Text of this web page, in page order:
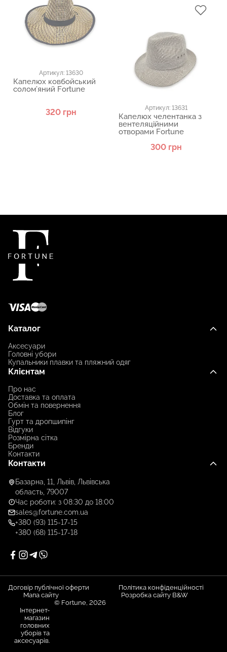
Артикул: 13630
Капелюх ковбойський
солом’яний Fortune
320 грн Артикул: 13631
Капелюх челентанка з
вентеляційними
отворами Fortune
300 грн
Каталог
Аксесуари
Головні убори
Купальники плавки та пляжний одяг
Клієнтам
Про нас
Доставка та оплата
Обмін та повернення
Блог
Гурт та дропшипінг
Відгуки
Розмірна сітка
Бренди
Контакти
Контакти
Базарна, 11, Львів, Львівська
область, 79007
Час роботи: з 08:30 до 18:00
sales@fortune.com.ua
+380 (93) 115-17-15
+380 (68) 115-17-18
Договір публічної оферти
Політика конфіденційності
Мапа сайту
Розробка сайту B&W
© Fortune, 2026
Інтернет-
магазин
головних
уборів та
аксесуарів.